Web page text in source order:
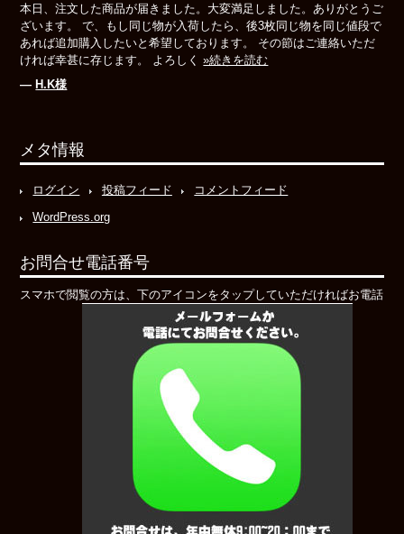
本日、注文した商品が届きました。大変満足しました。ありがとうご
ざいます。 で、もし同じ物が入荷したら、後3枚同じ物を同じ値段で
あれば追加購入したいと希望しております。 その節はご連絡いただ
ければ幸甚に存じます。 よろしく»続きを読む
― H.K様
メタ情報
ログイン 投稿フィード
コメントフィード
WordPress.org
お問合せ電話番号
スマホで閲覧の方は、下のアイコンをタップしていただければお電話